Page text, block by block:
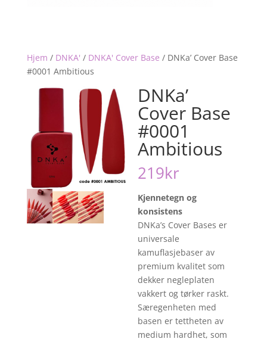
Hjem / DNKA' / DNKA' Cover Base / DNKa’ Cover Base
#0001 Ambitious
DNKa’
Cover Base
#0001
Ambitious
219kr
Kjennetegn og
konsistens
DNKa’s Cover Bases er
universale
kamuflasjebaser av
premium kvalitet som
dekker negleplaten
vakkert og tørker raskt.
Særegenheten med
basen er tettheten av
medium hardhet, som